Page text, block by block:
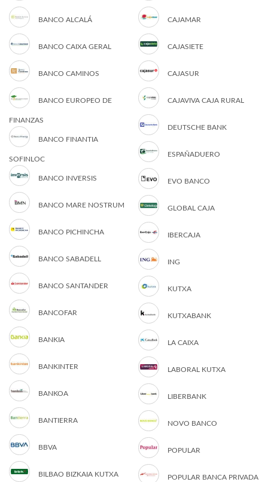
BANCO ALCALÁ
BANCO CAIXA GERAL
BANCO CAMINOS
BANCO EUROPEO DE
FINANZAS
BANCO FINANTIA
SOFINLOC
BANCO INVERSIS
BANCO MARE NOSTRUM
BANCO PICHINCHA
BANCO SABADELL
BANCO SANTANDER
BANCOFAR
BANKIA
BANKINTER
BANKOA
BANTIERRA
BBVA
BILBAO BIZKAIA KUTXA
CAJAMAR
CAJASIETE
CAJASUR
CAJAVIVA CAJA RURAL
DEUTSCHE BANK
ESPAÑADUERO
EVO BANCO
GLOBAL CAJA
IBERCAJA
ING
KUTXA
KUTXABANK
LA CAIXA
LABORAL KUTXA
LIBERBANK
NOVO BANCO
POPULAR
POPULAR BANCA PRIVADA